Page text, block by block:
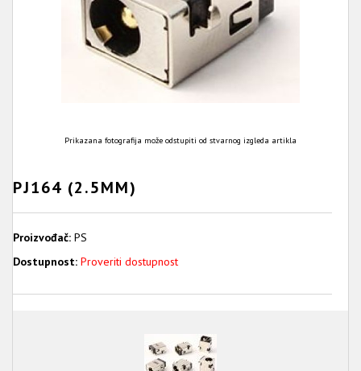
Prikazana fotografija može odstupiti od stvarnog izgleda artikla
PJ164 (2.5MM)
Proizvođač: PS
Dostupnost: Proveriti dostupnost